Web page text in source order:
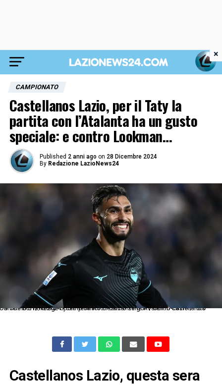
CAMPIONATO
Castellanos Lazio, per il Taty la
partita con l’Atalanta ha un gusto
speciale: e contro Lookman…
Published 2 anni ago on 28 Dicembre 2024
By Redazione LazioNews24
Db Como 31/10/2024 - campionato di calcio serie A / Como-Lazio / foto Daniele Buffa/Image Sport nella foto: esultanza gol Valentin Castellanos
Castellanos Lazio, questa sera
×